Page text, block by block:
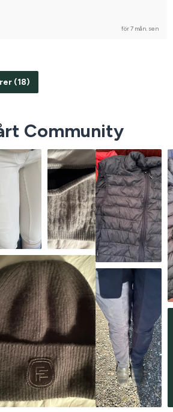
för 7 mån. sen
(18)
Community